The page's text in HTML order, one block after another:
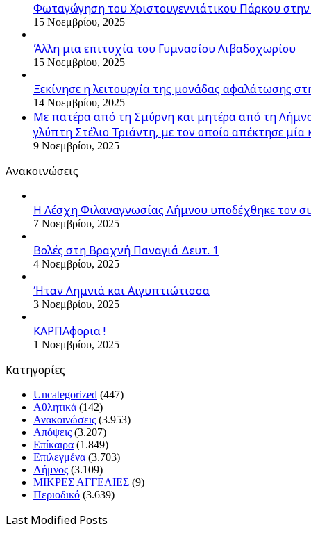
Φωταγώγηση του Χριστουγεννιάτικου Πάρκου
15 Νοεμβρίου, 2025
Άλλη μια επιτυχία του Γυμνασίου Λιβαδοχωρίου
15 Νοεμβρίου, 2025
Ξεκίνησε η λειτουργία της μονάδας αφαλάτωσης
14 Νοεμβρίου, 2025
Με πατέρα από τη Σμύρνη και μητέρα από τη
γλύπτη Στέλιο Τριάντη, με τον οποίο απέκτησε
9 Νοεμβρίου, 2025
Ανακοινώσεις
Η Λέσχη Φιλαναγνωσίας Λήμνου υποδέχθηκε τον
7 Νοεμβρίου, 2025
Βολές στη Βραχνή Παναγιά Δευτ. 1
4 Νοεμβρίου, 2025
Ήταν Λημνιά και Αιγυπτιώτισσα
3 Νοεμβρίου, 2025
ΚΑΡΠΑφορια !
1 Νοεμβρίου, 2025
Kατηγορίες
Uncategorized (447)
Αθλητικά (142)
Ανακοινώσεις (3.953)
Απόψεις (3.207)
Επίκαιρα (1.849)
Επιλεγμένα (3.703)
Λήμνος (3.109)
ΜΙΚΡΕΣ ΑΓΓΕΛΙΕΣ (9)
Περιοδικό (3.639)
Last Modified Posts